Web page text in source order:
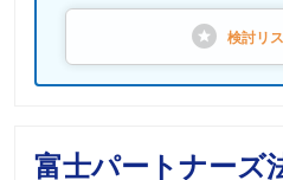
検討リ
富士パートナーズ